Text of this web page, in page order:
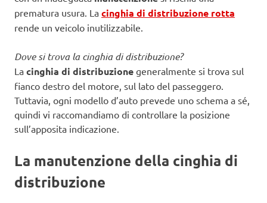
prematura usura. La cinghia di distribuzione rotta
rende un veicolo inutilizzabile.
Dove si trova la cinghia di distribuzione?
La cinghia di distribuzione generalmente si trova sul
fianco destro del motore, sul lato del passeggero.
Tuttavia, ogni modello d’auto prevede uno schema a sé,
quindi vi raccomandiamo di controllare la posizione
sull’apposita indicazione.
La manutenzione della cinghia di
distribuzione